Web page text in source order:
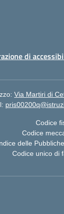
di
Via Martiri di
Codice
Codice
delle
Codice unico di